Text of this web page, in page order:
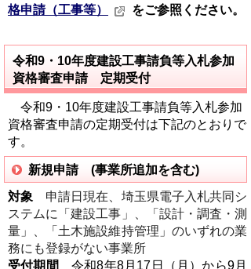
格申請（工事等）
をご参照ください。
令和9・10年度建設工事請負等入札参加
資格審査申請 定期受付
令和9・10年度建設工事請負等入札参加
資格審査申請の定期受付は下記のとおりで
す。
新規申請 (事業所追加を含む)
対象 申請日現在、埼玉県電子入札共同シ
ステムに「建設工事」、「設計・調査・測
量」、「土木施設維持管理」のいずれの業
務にも登録がない事業所
受付期間令和8年8月17日（月）から9月